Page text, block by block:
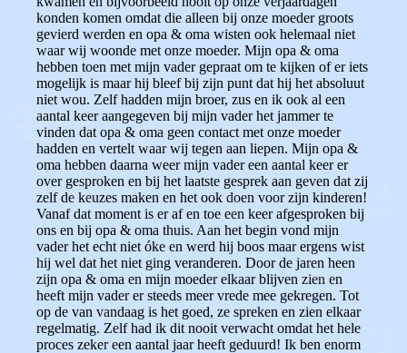
konden komen omdat die alleen bij onze moeder groots
gevierd werden en opa & oma wisten ook helemaal niet
waar wij woonde met onze moeder. Mijn opa & oma
hebben toen met mijn vader gepraat om te kijken of er iets
mogelijk is maar hij bleef bij zijn punt dat hij het absoluut
niet wou. Zelf hadden mijn broer, zus en ik ook al een
aantal keer aangegeven bij mijn vader het jammer te
vinden dat opa & oma geen contact met onze moeder
hadden en vertelt waar wij tegen aan liepen. Mijn opa &
oma hebben daarna weer mijn vader een aantal keer er
over gesproken en bij het laatste gesprek aan geven dat zij
zelf de keuzes maken en het ook doen voor zijn kinderen!
Vanaf dat moment is er af en toe een keer afgesproken bij
ons en bij opa & oma thuis. Aan het begin vond mijn
vader het echt niet óke en werd hij boos maar ergens wist
hij wel dat het niet ging veranderen. Door de jaren heen
zijn opa & oma en mijn moeder elkaar blijven zien en
heeft mijn vader er steeds meer vrede mee gekregen. Tot
op de van vandaag is het goed, ze spreken en zien elkaar
regelmatig. Zelf had ik dit nooit verwacht omdat het hele
proces zeker een aantal jaar heeft geduurd! Ik ben enorm